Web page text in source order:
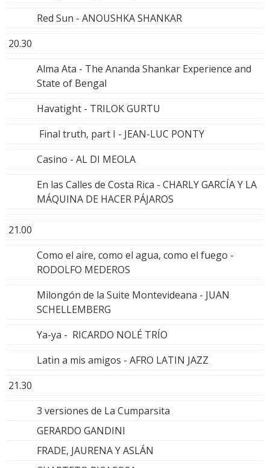
Red Sun - ANOUSHKA SHANKAR
20.30
Alma Ata - The Ananda Shankar Experience and
State of Bengal
Havatight - TRILOK GURTU
Final truth, part I - JEAN-LUC PONTY
Casino - AL DI MEOLA
En las Calles de Costa Rica - CHARLY GARCÍA Y LA
MÁQUINA DE HACER PÁJAROS
21.00
Como el aire, como el agua, como el fuego -
RODOLFO MEDEROS
Milongón de la Suite Montevideana - JUAN
SCHELLEMBERG
Ya-ya - RICARDO NOLÉ TRÍO
Latin a mis amigos - AFRO LATIN JAZZ
21.30
3 versiones de La Cumparsita
GERARDO GANDINI
FRADE, JAURENA Y ASLÁN